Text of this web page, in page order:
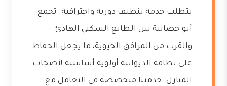
يتطلب خدمة تنظيف دورية واحترافية. تجمع
أبو حصانية بين الطابع السكني الهادئ
والقرب من المرافق الحيوية، ما يجعل الحفاظ
على نظافة الديوانية أولوية أساسية لأصحاب
المنازل. خدمتنا متخصصة في التعامل مع